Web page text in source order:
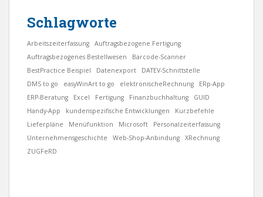
Schlagworte
Arbeitszeiterfassung
Auftragsbezogene Fertigung
Auftragsbezogenes Bestellwesen
Barcode-Scanner
BestPractice Beispiel
Datenexport
DATEV-Schnittstelle
DMS to go
easyWinArt to go elektronischeRechnung
ERp-App
ERP-Beratung
Excel Fertigung Finanzbuchhaltung
GUID
Handy-App
kundenspezifische Entwicklungen
Kurzbefehle
Lieferpläne
Menüfunktion Microsoft
Personalzeiterfassung
Unternehmensgeschichte
Web-Shop-Anbindung
XRechnung
ZUGFeRD